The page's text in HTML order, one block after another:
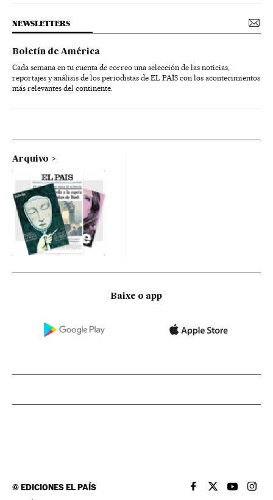
NEWSLETTERS
Boletín de América
Cada semana en tu cuenta de correo una selección de las noticias,
reportajes y análisis de los periodistas de EL PAÍS con los acontecimientos
más relevantes del continente.
Arquivo
Baixe o app
©EDICIONES EL PAÍS EL PAÍS BRASIL EN
EL PAÍSEL PAÍS
EL